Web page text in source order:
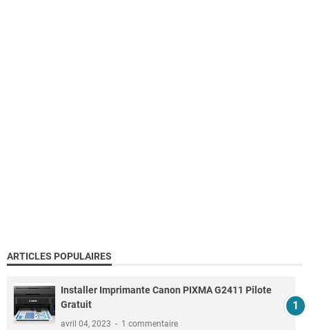
ARTICLES POPULAIRES
Installer Imprimante Canon PIXMA G2411 Pilote
Gratuit
avril 04, 2023 1 commentaire